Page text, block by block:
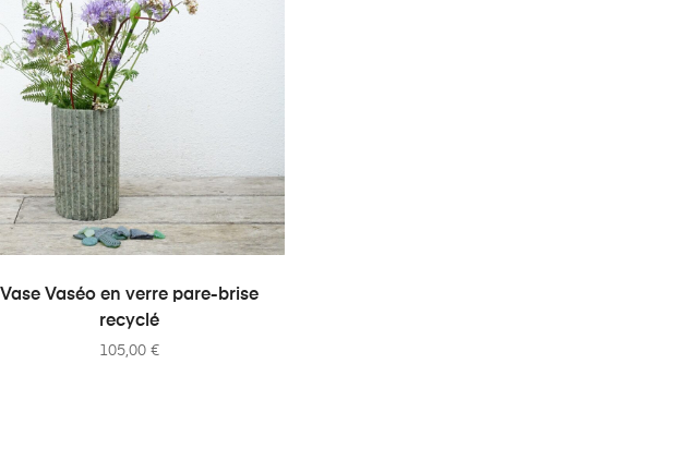
AJOUTER AU PANIER
Vase Vaséo en verre pare-brise
recyclé
105,00 €